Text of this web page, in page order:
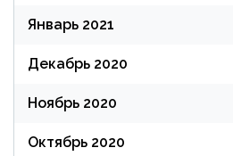
Январь 2021
Декабрь 2020
Ноябрь 2020
Октябрь 2020